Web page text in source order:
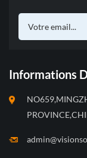
Informations